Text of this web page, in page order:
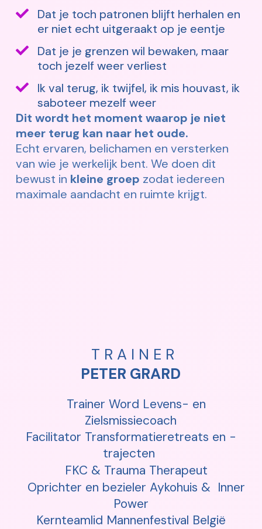
Dat je toch patronen blijft herhalen en
er niet echt uitgeraakt op je eentje
Dat je je grenzen wil bewaken, maar
toch jezelf weer verliest
Ik val terug, ik twijfel, ik mis houvast, ik
saboteer mezelf weer
Dit wordt het moment waarop je niet
meer terug kan naar het oude.
Echt ervaren, belichamen en versterken
van wie je werkelijk bent. We doen dit
bewust in kleine groep zodat iedereen
maximale aandacht en ruimte krijgt.
T R A I N E R
PETER GRARD
Trainer Word Levens- en
Zielsmissiecoach
Facilitator Transformatieretreats en -
trajecten
FKC & Trauma Therapeut
Oprichter en bezieler Aykohuis & Inner
Power
Kernteamlid Mannenfestival België